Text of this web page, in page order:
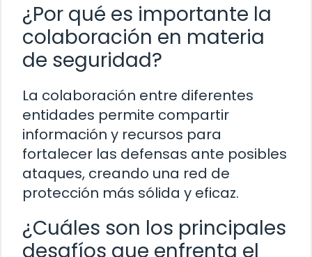
¿Por qué es importante la
colaboración en materia
de seguridad?
La colaboración entre diferentes
entidades permite compartir
información y recursos para
fortalecer las defensas ante posibles
ataques, creando una red de
protección más sólida y eficaz.
¿Cuáles son los principales
desafíos que enfrenta el